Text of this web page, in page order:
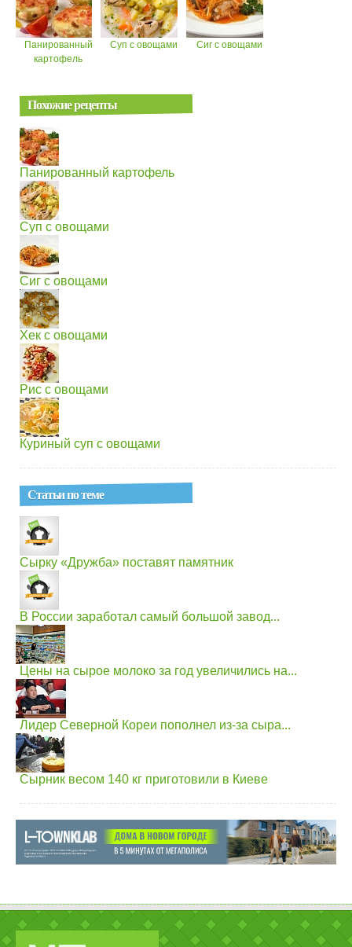
Панированный
картофель
Суп с овощами Сиг с овощами
Похожие рецепты
Панированный картофель
Суп с овощами
Сиг с овощами
Хек с овощами
Рис с овощами
Куриный суп с овощами
Статьи по теме
Сырку «Дружба» поставят памятник
В России заработал самый большой завод...
Цены на сырое молоко за год увеличились на...
Лидер Северной Кореи пополнел из-за сыра...
Сырник весом 140 кг приготовили в Киеве